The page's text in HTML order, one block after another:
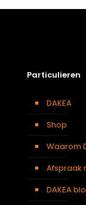
Soort kamer
Particulieren
DAKEA
Shop
Waarom
Afspraak
DAKEA